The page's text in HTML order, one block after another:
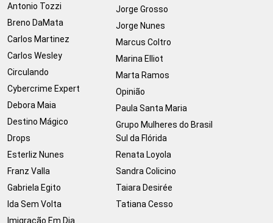
Antonio Tozzi
Breno DaMata
Carlos Martinez
Carlos Wesley
Circulando
Cybercrime Expert
Debora Maia
Destino Mágico
Drops
Esterliz Nunes
Franz Valla
Gabriela Egito
Ida Sem Volta
Imigração Em Dia
Jorge Grosso
Jorge Nunes
Marcus Coltro
Marina Elliot
Marta Ramos
Opinião
Paula Santa Maria
Grupo Mulheres do Brasil
Sul da Flórida
Renata Loyola
Sandra Colicino
Taiara Desirée
Tatiana Cesso